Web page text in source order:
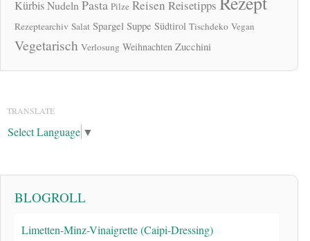
KürbisNudeln Pasta Pilze Reisen Reisetipps
Rezeptearchiv Salat Spargel Suppe Südtirol Tischdeko Vegan
Vegetarisch Verlosung Weihnachten Zucchini
TRANSLATE
Select Language ▼
BLOGROLL
Limetten-Minz-Vinaigrette (Caipi-Dressing)